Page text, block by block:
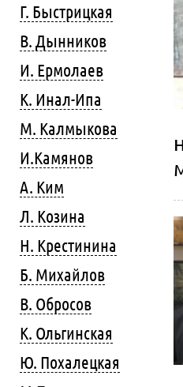
Г. Быстрицкая
В. Дынников
И. Ермолаев
К. Инал-Ипа
М. Калмыкова
И.Камянов
А. Ким
Л. Козина
Н. Крестинина
Б. Михайлов
В. Обросов
К. Ольгинская
Ю. Похалецкая